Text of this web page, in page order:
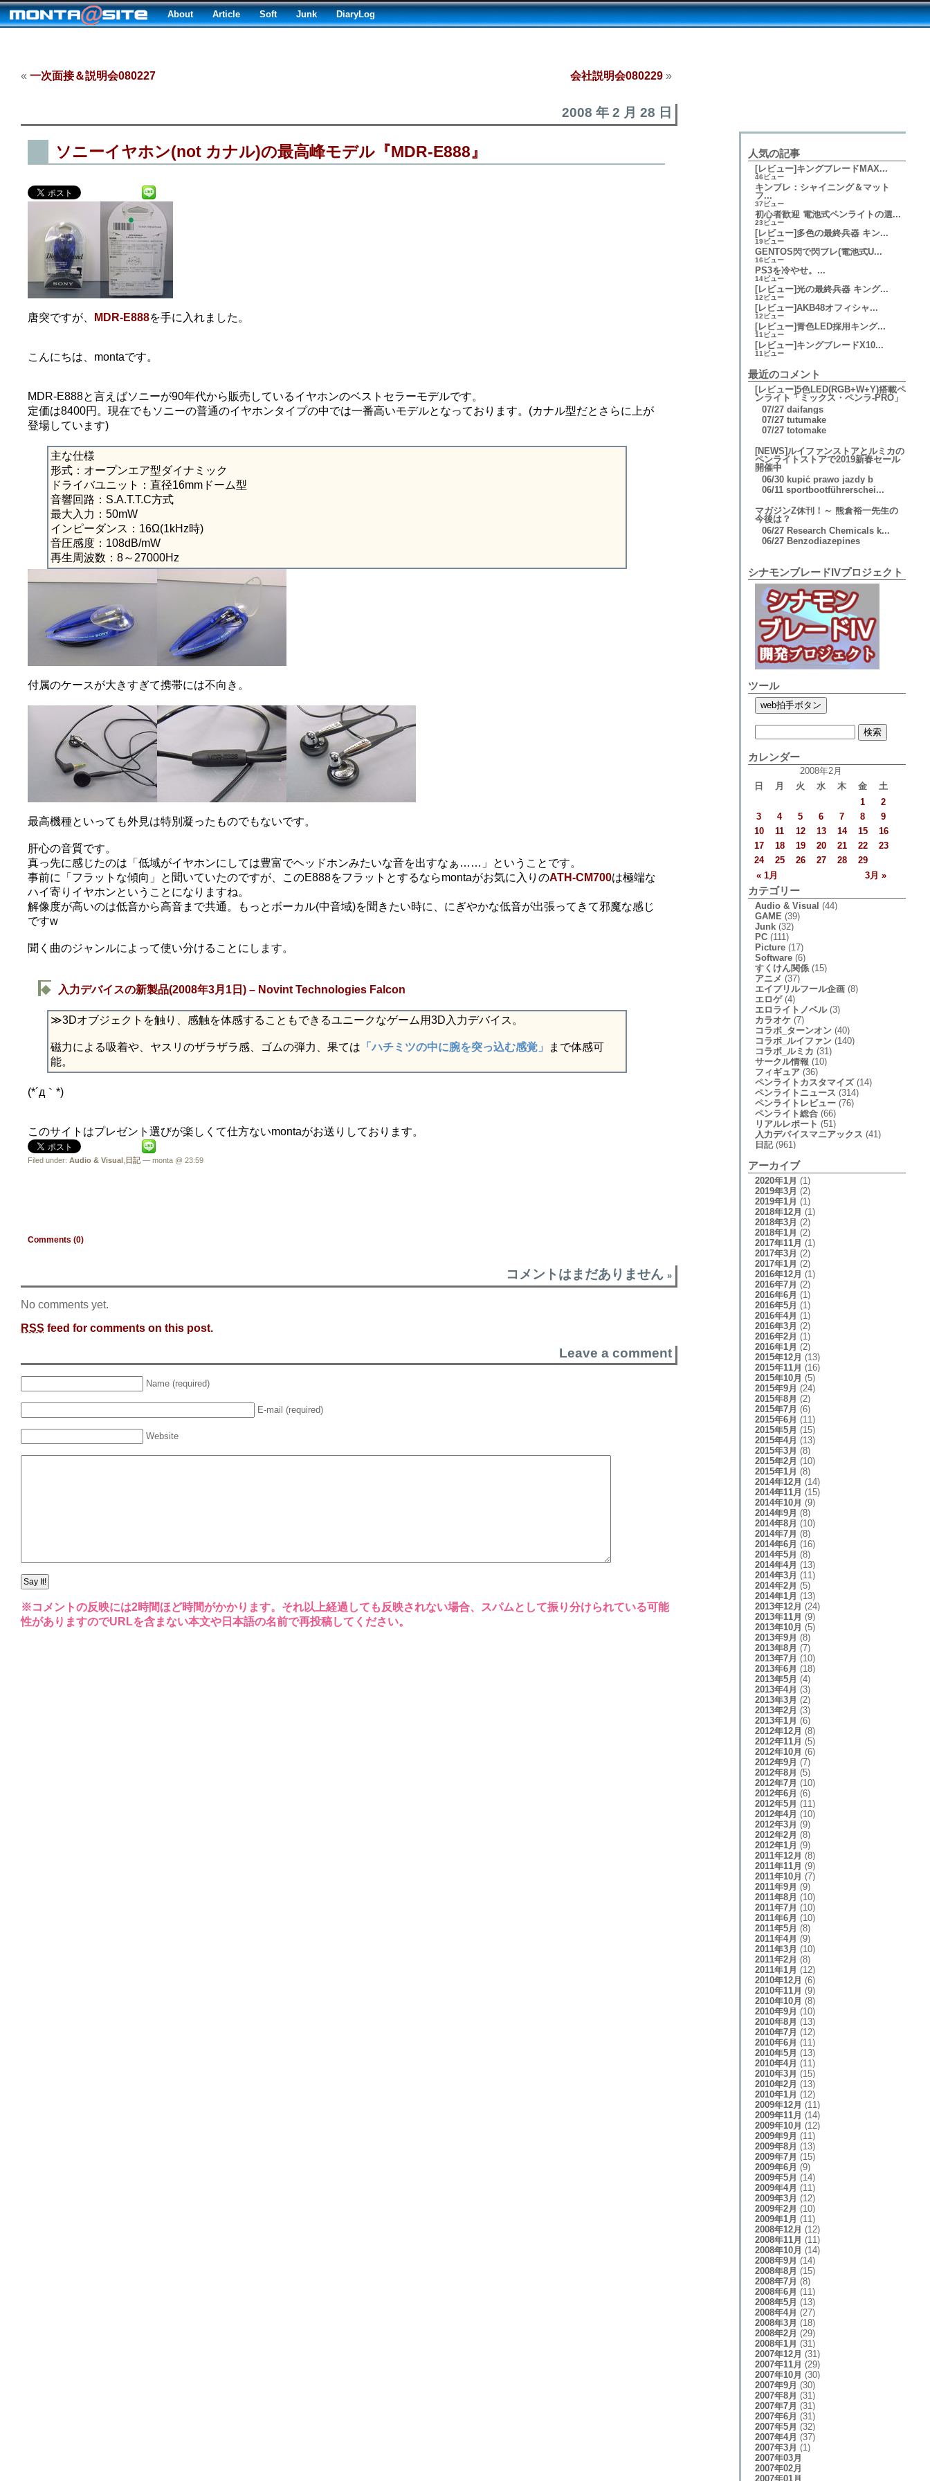
About Article Soft Junk DiaryLog
« 一次面接＆説明会080227 会社説明会080229»
2008 年 2 月 28 日
ソニーイヤホン(not カナル)の最高峰モデル『MDR-E888』
唐突ですが、 MDR-E888を手に入れました。
こんにちは、montaです。
MDR-E888と言えばソニーが90年代から販売しているイヤホンのベストセラーモデルです。
定価は8400円。現在でもソニーの普通のイヤホンタイプの中では一番高いモデルとなっております。(カナル型だとさらに上が
登場しています)
主な仕様
形式：オープンエア型ダイナミック
ドライバユニット：直径16mmドーム型
音響回路：S.A.T.T.C方式
最大入力：50mW
インピーダンス：16Ω(1kHz時)
音圧感度：108dB/mW
再生周波数：8～27000Hz
付属のケースが大きすぎて携帯には不向き。
最高機種といっても外見は特別凝ったものでもないです。
肝心の音質です。
真っ先に感じたのは「低域がイヤホンにしては豊富でヘッドホンみたいな音を出すなぁ……」ということです。
事前に「フラットな傾向」と聞いていたのですが、このE888をフラットとするならmontaがお気に入りのATH-CM700は極端な
ハイ寄りイヤホンということになりますね。
解像度が高いのは低音から高音まで共通。もっとボーカル(中音域)を聞きたい時に、にぎやかな低音が出張ってきて邪魔な感じ
ですw
聞く曲のジャンルによって使い分けることにします。
◆ 入力デバイスの新製品(2008年3月1日) – Novint Technologies Falcon
≫3Dオブジェクトを触り、感触を体感することもできるユニークなゲーム用3D入力デバイス。
磁力による吸着や、ヤスリのザラザラ感、ゴムの弾力、果ては 「ハチミツの中に腕を突っ込む感覚」
まで体感可
能。
(*´д｀*)
このサイトはプレゼント選びが楽しくて仕方ないmontaがお送りしております。
Filed under: Audio & Visual 日記— monta @ 23:59
Comments (0)
コメントはまだありません »
No comments yet.
RSS feed for comments on this post.
Leave a comment
Name (required)
E-mail (required)
Website
※コメントの反映には2時間ほど時間がかかります。それ以上経過しても反映されない場合、スパムとして振り分けられている可能
性がありますのでURLを含まない本文や日本語の名前で再投稿してください。
人気の記事
[レビュー]キングブレードMAX...
46ビュー
キンブレ：シャイニング＆マット
フ...
37ビュー
初心者歓迎 電池式ペンライトの選...
23ビュー
[レビュー]多色の最終兵器 キン...
19ビュー
GENTOS閃で閃ブレ(電池式U...
16ビュー
PS3を冷やせ。...
14ビュー
[レビュー]光の最終兵器 キング...
12ビュー
[レビュー]AKB48オフィシャ...
12ビュー
[レビュー]青色LED採用キング...
11ビュー
[レビュー]キングブレードX10...
11ビュー
最近のコメント
[レビュー]5色LED(RGB+W+Y)搭載ペ
ンライト「ミックス・ペンラ-PRO」
07/27 daifangs
07/27 tutumake
07/27 totomake
[NEWS]ルイファンストアとルミカの
ペンライトストアで2019新春セール
開催中
06/30 kupić prawo jazdy b
06/11 sportbootführerschei...
マガジンZ休刊！～ 熊倉裕一先生の
今後は？
06/27 Research Chemicals k...
06/27 Benzodiazepines
シナモンブレードIVプロジェクト
ツール
カレンダー
2008年2月
日
月 火 水 木 金 土
« 1月 3月 »
1
2
3
4 5 6 7 8
9
10
11 12 13 14 15
16
17
18 19 20 21 22
23
24
25 26 27 28 29
カテゴリー
Audio & Visual (44)
GAME (39)
Junk(32)
PC(111)
Picture(17)
Software(6)
すくけん関係(15)
アニメ (37)
エイプリルフール企画(8)
エロゲ(4)
エロライトノベル(3)
カラオケ(7)
コラボ_ターンオン(40)
コラボ_ルイファン(140)
コラボ_ルミカ (31)
サークル情報 (10)
フィギュア(36)
ペンライトカスタマイズ(14)
ペンライトニュース (314)
ペンライトレビュー(76)
ペンライト総合(66)
リアルレポート (51)
入力デバイスマニアックス (41)
日記(961)
アーカイブ
2020年1月 (1)
2019年3月 (2)
2019年1月 (1)
2018年12月 (1)
2018年3月 (2)
2018年1月 (2)
2017年11月 (1)
2017年3月 (2)
2017年1月 (2)
2016年12月 (1)
2016年7月 (2)
2016年6月 (1)
2016年5月 (1)
2016年4月 (1)
2016年3月 (2)
2016年2月 (1)
2016年1月 (2)
2015年12月 (13)
2015年11月 (16)
2015年10月 (5)
2015年9月 (24)
2015年8月 (2)
2015年7月 (6)
2015年6月 (11)
2015年5月 (15)
2015年4月 (13)
2015年3月 (8)
2015年2月 (10)
2015年1月 (8)
2014年12月 (14)
2014年11月 (15)
2014年10月 (9)
2014年9月 (8)
2014年8月 (10)
2014年7月 (8)
2014年6月 (16)
2014年5月 (8)
2014年4月 (13)
2014年3月 (11)
2014年2月 (5)
2014年1月 (13)
2013年12月 (24)
2013年11月 (9)
2013年10月 (5)
2013年9月 (8)
2013年8月 (7)
2013年7月 (10)
2013年6月 (18)
2013年5月 (4)
2013年4月 (3)
2013年3月 (2)
2013年2月 (3)
2013年1月 (6)
2012年12月 (8)
2012年11月 (5)
2012年10月 (6)
2012年9月 (7)
2012年8月 (5)
2012年7月 (10)
2012年6月 (6)
2012年5月 (11)
2012年4月 (10)
2012年3月 (9)
2012年2月 (8)
2012年1月 (9)
2011年12月 (8)
2011年11月 (9)
2011年10月 (7)
2011年9月 (9)
2011年8月 (10)
2011年7月 (10)
2011年6月 (10)
2011年5月 (8)
2011年4月 (9)
2011年3月 (10)
2011年2月 (8)
2011年1月 (12)
2010年12月 (6)
2010年11月 (9)
2010年10月 (8)
2010年9月 (10)
2010年8月 (13)
2010年7月 (12)
2010年6月 (11)
2010年5月 (13)
2010年4月 (11)
2010年3月 (15)
2010年2月 (13)
2010年1月 (12)
2009年12月 (11)
2009年11月 (14)
2009年10月 (12)
2009年9月 (11)
2009年8月 (13)
2009年7月 (15)
2009年6月 (9)
2009年5月 (14)
2009年4月 (11)
2009年3月 (12)
2009年2月 (10)
2009年1月 (11)
2008年12月 (12)
2008年11月 (11)
2008年10月 (14)
2008年9月 (14)
2008年8月 (15)
2008年7月 (8)
2008年6月 (11)
2008年5月 (13)
2008年4月 (27)
2008年3月 (18)
2008年2月 (29)
2008年1月 (31)
2007年12月 (31)
2007年11月 (29)
2007年10月 (30)
2007年9月 (30)
2007年8月 (31)
2007年7月 (31)
2007年6月 (31)
2007年5月 (32)
2007年4月 (37)
2007年3月 (1)
2007年03月
2007年02月
2007年01月